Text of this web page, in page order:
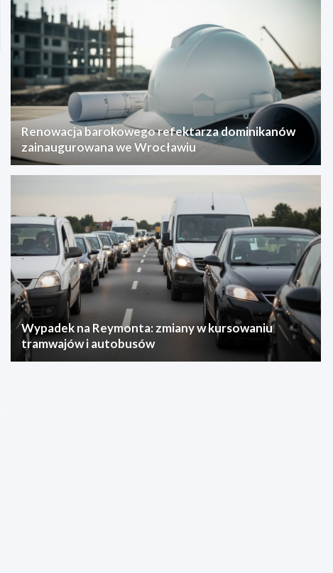
Renowacja barokowego refektarza dominikanów
zainaugurowana we Wrocławiu
Wypadek na Reymonta: zmiany w kursowaniu
tramwajów i autobusów